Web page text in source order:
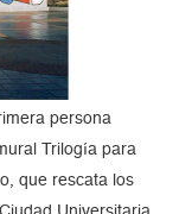
persona
Trilogía para
que rescata los